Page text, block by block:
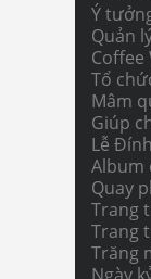
Ý
Quản
Coffee
Tổ
Mâm
Giúp
Lễ
Album
Quay
Trang
Trang
Trăng